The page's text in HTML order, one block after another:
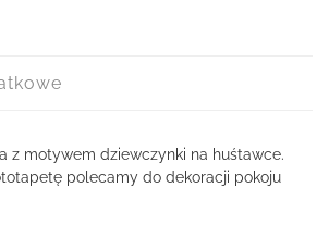
z motywem dziewczynki na huśtawce.
polecamy do dekoracji pokoju